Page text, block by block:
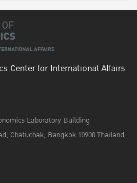
Center for International Affairs
Laboratory Building
Chatuchak, Bangkok 10900 Thailand